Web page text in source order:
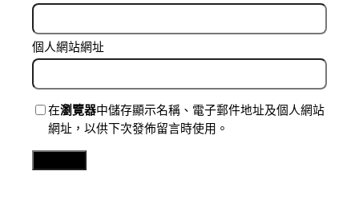
個人網站網址
在瀏覽器中儲存顯示名稱、電子郵件地址及個人網站
網址，以供下次發佈留言時使用。